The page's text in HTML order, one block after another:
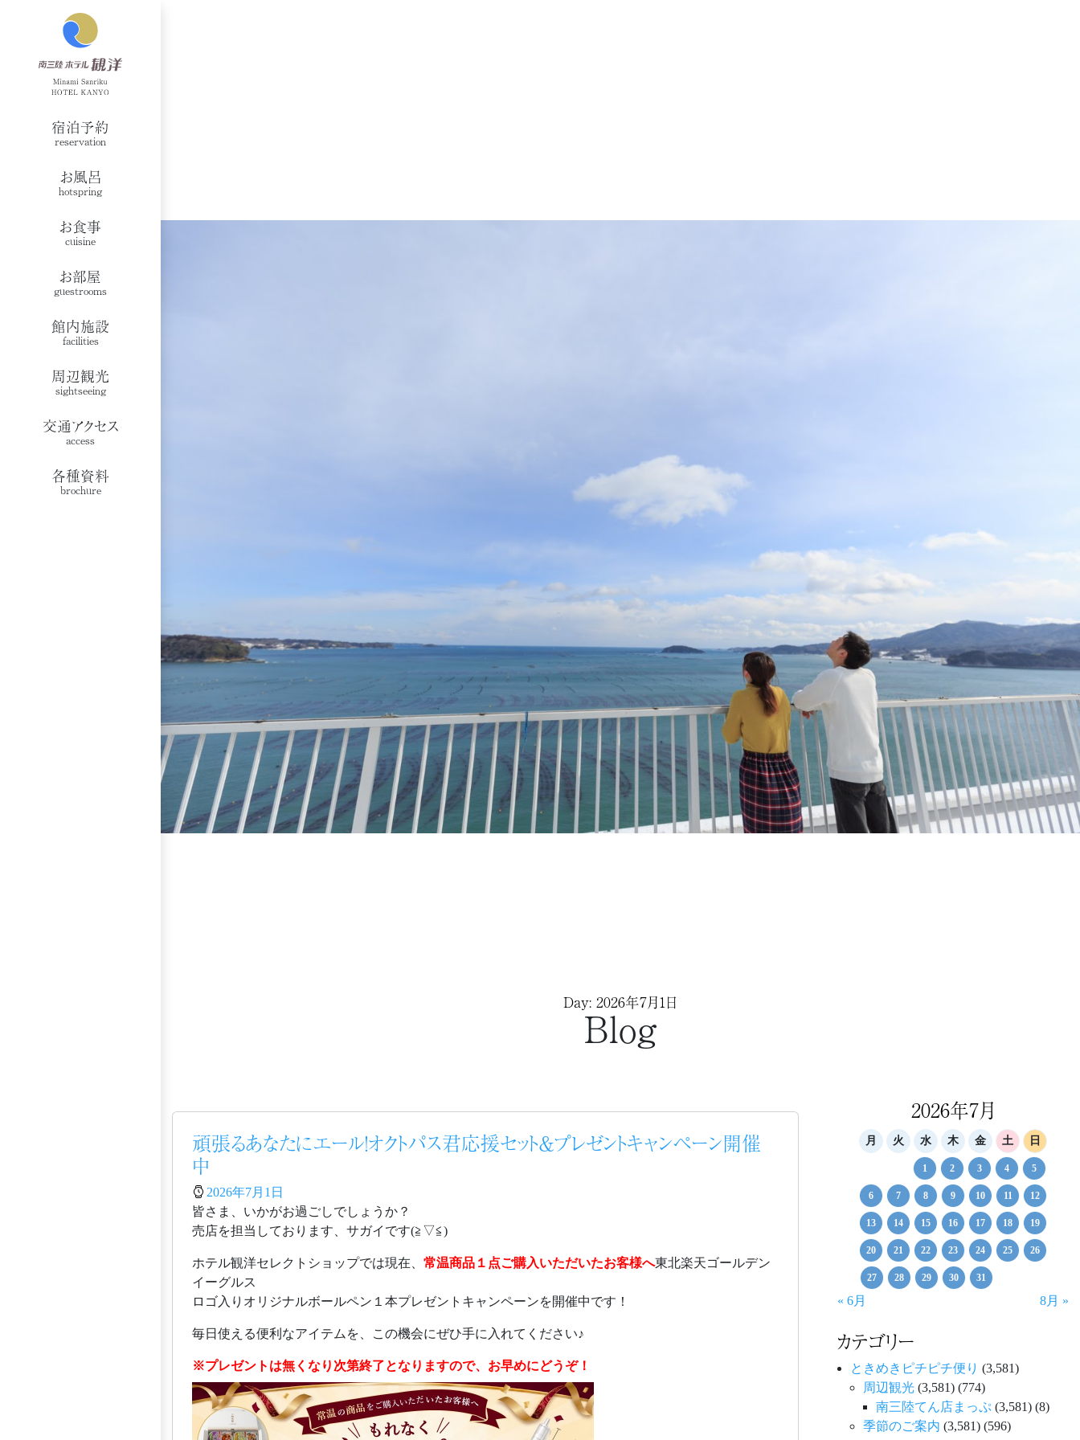
宿泊予約
reservation
お風呂
hotspring
お食事
cuisine
お部屋
guestrooms
館内施設
facilities
周辺観光
sightseeing
交通アクセス
access
各種資料
brochure
Day: 2026年7月1日
Blog
頑張るあなたにエール！オクトパス君応援セット＆プレゼントキャンペーン開催
中
2026年7月1日
皆さま、いかがお過ごしでしょうか？
売店を担当しております、サガイです(≧▽≦)
ホテル観洋セレクトショップでは現在、 常温商品１点ご購入いただいたお客様へ東北楽天ゴールデン
イーグルス
ロゴ入りオリジナルボールペン１本プレゼントキャンペーンを開催中です！
毎日使える便利なアイテムを、この機会にぜひ手に入れてください♪
※プレゼントは無くなり次第終了となりますので、お早めにどうぞ！
2026年7月
月 火 水 木 金 土 日
1 2 3 4 5
6 7 8 9 10 11 12
13 14 15 16 17 18 19
20 21 22 23 24 25 26
27 28 29 30 31
« 6月 8月 »
カテゴリー
ときめきピチピチ便り (3,581)
周辺観光 (3,581) (774)
南三陸てん店まっぷ (3,581) (8)
季節のご案内 (3,581) (596)